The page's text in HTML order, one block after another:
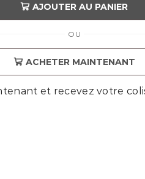
AJOUTER AU PANIER
OU
ACHETER MAINTENANT
et recevez votre